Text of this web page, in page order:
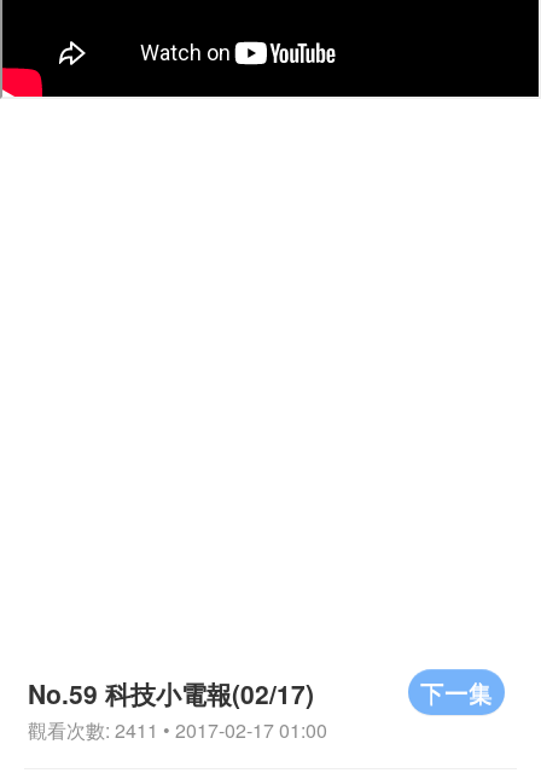
下一集
No.59 科技小電報(02/17)
觀看次數: 2411 • 2017-02-17 01:00